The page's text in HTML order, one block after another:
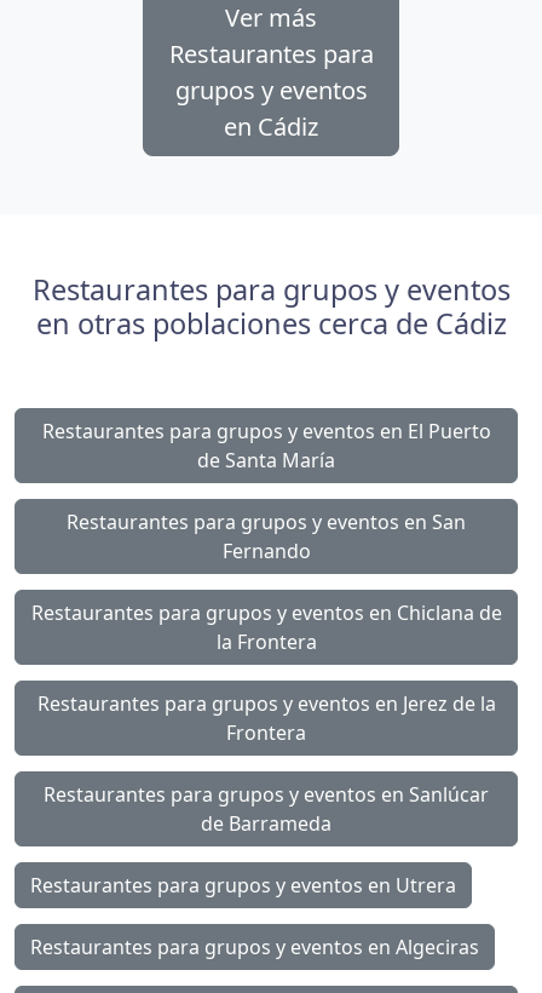
Ver más
Restaurantes para
grupos y eventos
en Cádiz
Restaurantes para grupos y eventos
en otras poblaciones cerca de Cádiz
Restaurantes para grupos y eventos en El Puerto
de Santa María
Restaurantes para grupos y eventos en San
Fernando
Restaurantes para grupos y eventos en Chiclana de
la Frontera
Restaurantes para grupos y eventos en Jerez de la
Frontera
Restaurantes para grupos y eventos en Sanlúcar
de Barrameda
Restaurantes para grupos y eventos en Utrera
Restaurantes para grupos y eventos en Algeciras